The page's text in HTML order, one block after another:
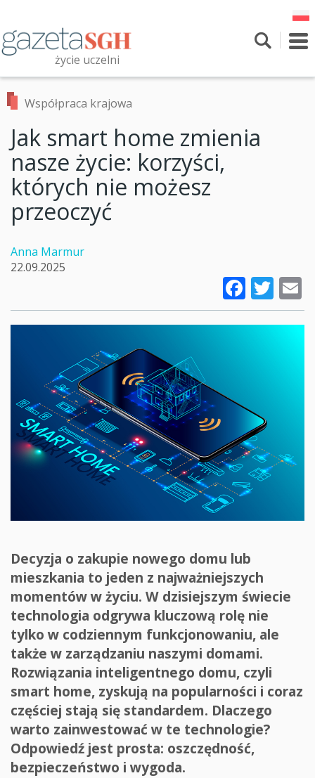
treści
życie uczelni
Przeszukaj witrynę
Współpraca krajowa
Jak smart home zmienia
nasze życie: korzyści,
których nie możesz
przeoczyć
Anna Marmur
22.09.2025
Decyzja o zakupie nowego domu lub
mieszkania to jeden z najważniejszych
momentów w życiu. W dzisiejszym świecie
technologia odgrywa kluczową rolę nie
tylko w codziennym funkcjonowaniu, ale
także w zarządzaniu naszymi domami.
Rozwiązania inteligentnego domu, czyli
smart home, zyskują na popularności i coraz
częściej stają się standardem. Dlaczego
warto zainwestować w te technologie?
Odpowiedź jest prosta: oszczędność,
bezpieczeństwo i wygoda.